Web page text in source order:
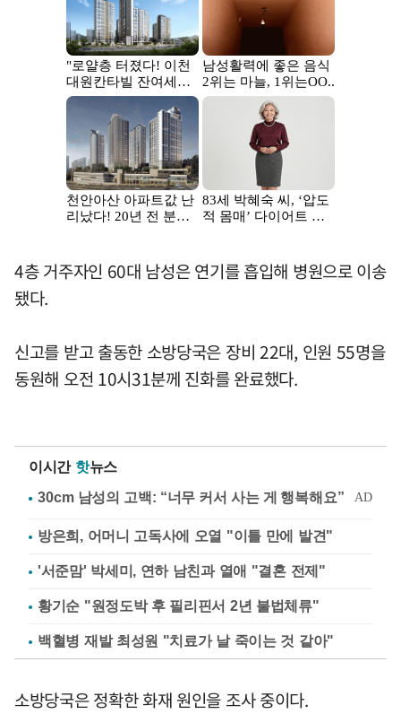
4층 거주자인 60대 남성은 연기를 흡입해 병원으로 이송
됐다.
신고를 받고 출동한 소방당국은 장비 22대, 인원 55명을
동원해 오전 10시31분께 진화를 완료했다.
이시간 핫뉴스
방은희, 어머니 고독사에 오열 "이틀 만에 발견"
'서준맘' 박세미, 연하 남친과 열애 "결혼 전제"
황기순 "원정도박 후 필리핀서 2년 불법체류"
백혈병 재발 최성원 "치료가 날 죽이는 것 같아"
소방당국은 정확한 화재 원인을 조사 중이다.